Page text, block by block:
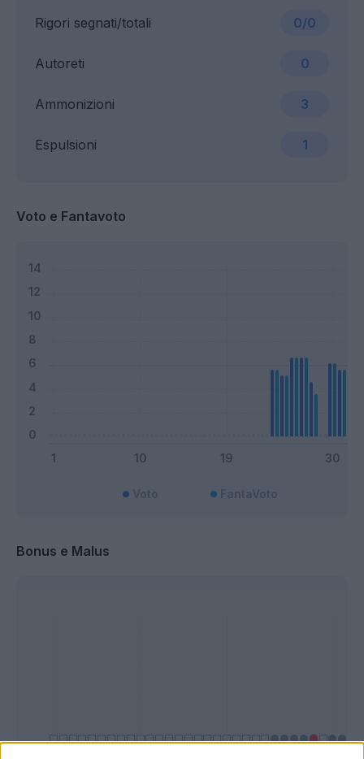
Ammonizioni 3
Rigori segnati/totali 0/0
Espulsioni 1
Autoreti 0
Voto e Fantavoto
Bonus e Malus